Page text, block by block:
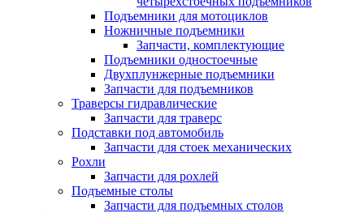
Подъемники для мотоциклов
Ножничные подъемники
Запчасти, комплектующие
Подъемники одностоечные
Двухплунжерные подъемники
Запчасти для подъемников
Траверсы гидравлические
Запчасти для траверс
Подставки под автомобиль
Запчасти для стоек механических
Рохли
Запчасти для рохлей
Подъемные столы
Запчасти для подъемных столов